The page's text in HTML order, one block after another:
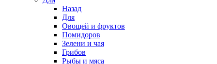
Назад
Для
Овощей и фруктов
Помидоров
Зелени и чая
Грибов
Рыбы и мяса